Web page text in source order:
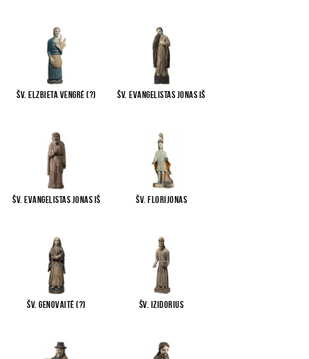
Šv. Elzbieta Vengrė (?)
Šv. evangelistas Jonas iš
Šv. evangelistas Jonas iš
Šv. Florijonas
Šv. Genovaitė (?) Šv. Izidorius